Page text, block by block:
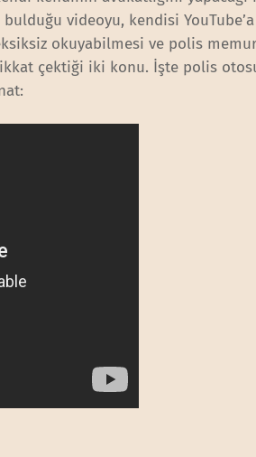
videoyu, kendisi
okuyabilmesi ve polis
çektiği iki konu. İşte polis